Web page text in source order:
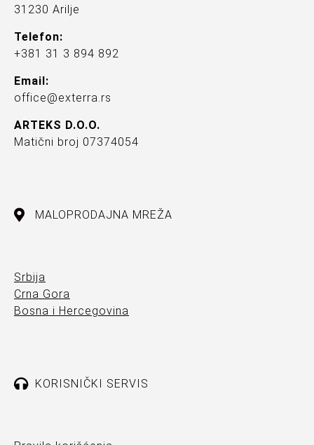
31230 Arilje
Telefon:
+381 31 3 894 892
Email:
office@exterra.rs
ARTEKS D.O.O.
Matični broj 07374054
MALOPRODAJNA MREŽA
Srbija
Crna Gora
Bosna i Hercegovina
KORISNIČKI SERVIS